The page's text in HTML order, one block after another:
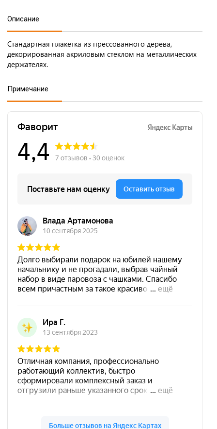
Описание
Стандартная плакетка из прессованного дерева,
декорированная акриловым стеклом на металлических
держателях.
Примечание